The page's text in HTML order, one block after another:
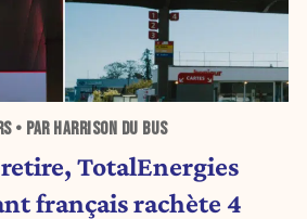
• PAR HARRISON DU BUS
TotalEnergies
français rachète 4